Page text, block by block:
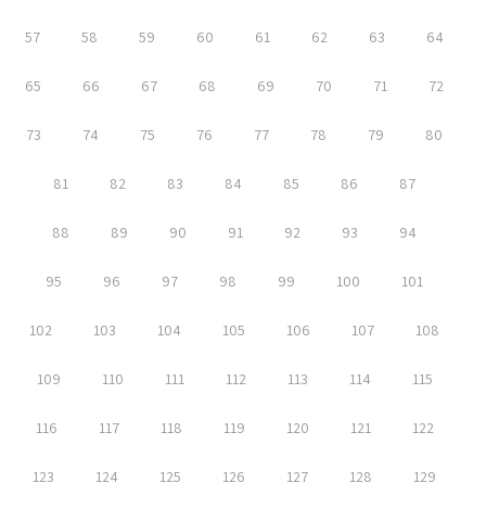
57 58 59 60 61 62 63 64
65 66 67 68 69 70 71 72
73 74 75 76 77 78 79 80
81 82 83 84 85 86 87
88 89 90 91 92 93 94
95 96 97 98 99 100 101
102 103 104 105 106 107 108
109 110 111 112 113 114 115
116 117 118 119 120 121 122
123 124 125 126 127 128 129